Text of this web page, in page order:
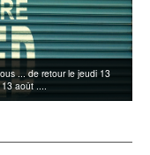
... de retour le jeudi 13
août ....